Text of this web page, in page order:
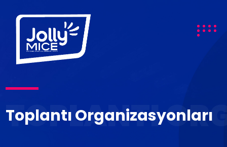
Toplantı Organizasyonları
TOPLANTI